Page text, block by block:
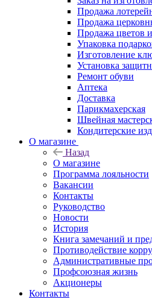
Продажа
Продажа
Продажа цветов
Упаковка
Изготовление
Установка
Ремонт обуви
Аптека
Доставка
Парикмахерская
Швейная
Кондитерские
О магазине
Назад
О магазине
Программа лояльности
Вакансии
Контакты
Руководство
Новости
История
Книга замечаний и
Противодействие
Административные
Профсоюзная жизнь
Акционеры
Контакты